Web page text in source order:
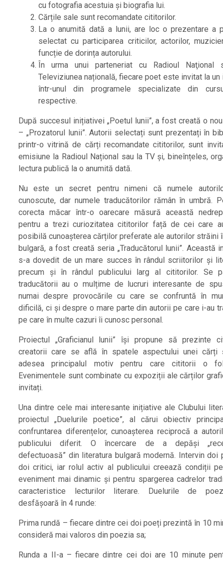
cu fotografia acestuia și biografia lui.
Cărțile sale sunt recomandate cititorilor.
La o anumită dată a lunii, are loc o prezentare a
selectat cu participarea criticilor, actorilor,
funcție de dorința autorului.
În urma unui parteneriat cu Radioul Naţional
Televiziunea națională, fiecare poet este invitat la un
într-unul din programele specializate din
respective.
După succesul inițiativei „Poetul lunii”, a fost creată o
– „Prozatorul lunii”. Autorii selectați sunt prezentați în
printr-o vitrină de cărți recomandate cititorilor, sunt
emisiune la Radioul Național sau la TV și, bineînțeles,
lectura publică la o anumită dată.
Nu este un secret pentru nimeni că numele
cunoscute, dar numele traducătorilor rămân în umbră.
corecta măcar într-o oarecare măsură această
pentru a trezi curiozitatea cititorilor față de cei care
posibilă cunoașterea cărților preferate ale autorilor străini
bulgară, a fost creată seria „Traducătorul lunii”. Această
s-a dovedit de un mare succes în rândul scriitorilor și
precum și în rândul publicului larg al cititorilor. Se
traducătorii au o mulțime de lucruri interesante de
numai despre provocările cu care se confruntă în
dificilă, ci și despre o mare parte din autorii pe care i-au
pe care în multe cazuri îi cunosc personal.
Proiectul „Graficianul lunii” își propune să prezinte
creatorii care se află în spatele aspectului unei cărți
adesea principalul motiv pentru care cititorii o
Evenimentele sunt combinate cu expoziții ale cărților
invitați.
Una dintre cele mai interesante inițiative ale Clubului
proiectul „Duelurile poetice”, al cărui obiectiv
confruntarea diferențelor, cunoașterea reciprocă a
publicului diferit. O încercare de a depăși
defectuoasă” din literatura bulgară modernă. Intervin doi
doi critici, iar rolul activ al publicului creează condiții
eveniment mai dinamic și pentru spargerea cadrelor
caracteristice lecturilor literare. Duelurile de
desfășoară în 4 runde:
Prima rundă – fiecare dintre cei doi poeți prezintă în 10
consideră mai valoros din poezia sa;
Runda a II-a – fiecare dintre cei doi are 10 minute